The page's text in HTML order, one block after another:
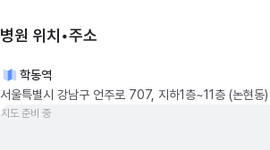
병원 위치•주소
학동역
서울특별시 강남구 언주로 707, 지하1층~11층 (논현동)
지도 준비 중